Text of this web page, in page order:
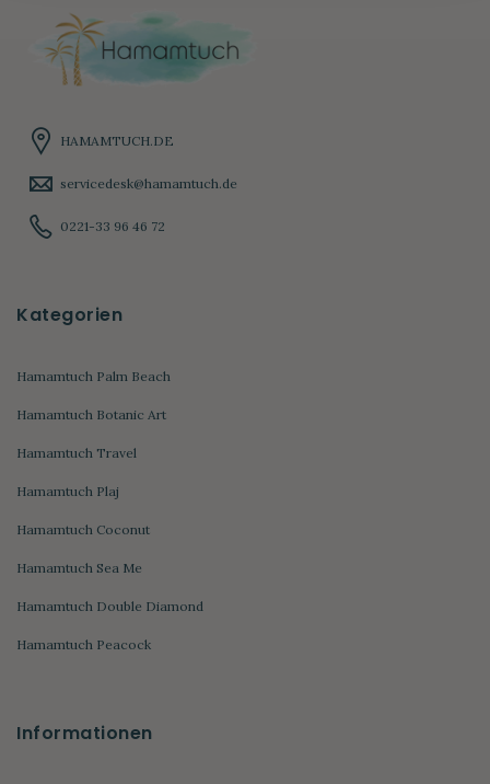
HAMAMTUCH.DE
servicedesk@hamamtuch.de
0221-33 96 46 72
Kategorien
Hamamtuch Palm Beach
Hamamtuch Botanic Art
Hamamtuch Travel
Hamamtuch Plaj
Hamamtuch Coconut
Hamamtuch Sea Me
Hamamtuch Double Diamond
Hamamtuch Peacock
Informationen